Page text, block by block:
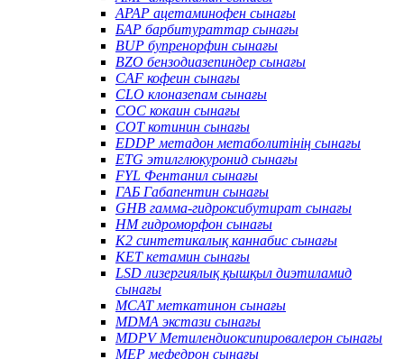
APAP ацетаминофен сынағы
БАР барбитураттар сынағы
BUP бупренорфин сынағы
BZO бензодиазепиндер сынағы
CAF кофеин сынағы
CLO клоназепам сынағы
COC кокаин сынағы
COT котинин сынағы
EDDP метадон метаболитінің сынағы
ETG этилглюкуронид сынағы
FYL Фентанил сынағы
ГАБ Габапентин сынағы
GHB гамма-гидроксибутират сынағы
HM гидроморфон сынағы
K2 синтетикалық каннабис сынағы
KET кетамин сынағы
LSD лизергиялық қышқыл диэтиламид
сынағы
MCAT меткатинон сынағы
MDMA экстази сынағы
MDPV Метилендиоксипировалерон сынағы
MEP мефедрон сынағы